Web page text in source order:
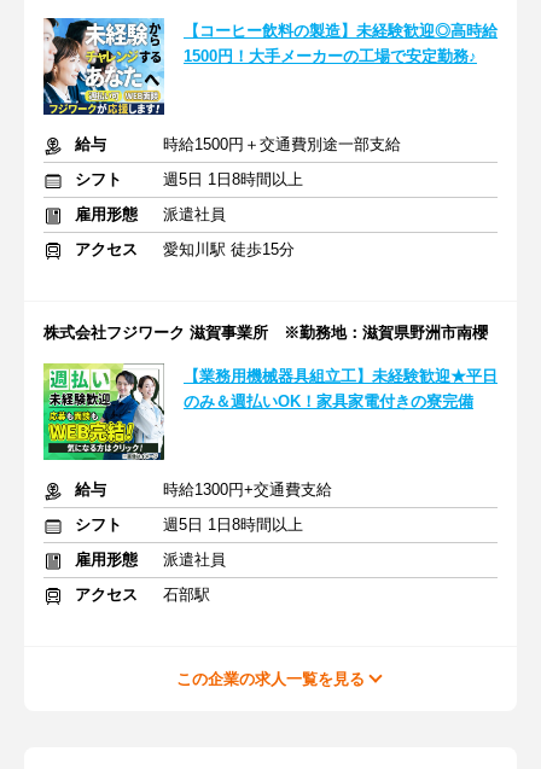
【コーヒー飲料の製造】未経験歓迎◎高時給
1500円！大手メーカーの工場で安定勤務♪
給与
時給1500円＋交通費別途一部支給
シフト
週5日 1日8時間以上
雇用形態
派遣社員
アクセス
愛知川駅 徒歩15分
株式会社フジワーク 滋賀事業所 ※勤務地：滋賀県野洲市南櫻
【業務用機械器具組立工】未経験歓迎★平日
のみ＆週払いOK！家具家電付きの寮完備
給与
時給1300円+交通費支給
シフト
週5日 1日8時間以上
雇用形態
派遣社員
アクセス
石部駅
この企業の求人一覧を見る